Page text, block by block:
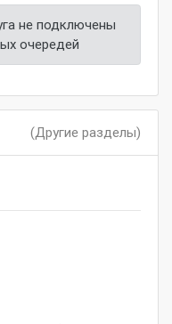
не подключены
очередей
(Другие разделы)